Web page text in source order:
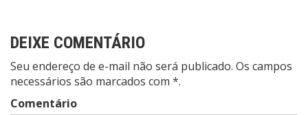
DEIXE COMENTÁRIO
Seu endereço de e-mail não será publicado. Os campos
necessários são marcados com *.
Comentário